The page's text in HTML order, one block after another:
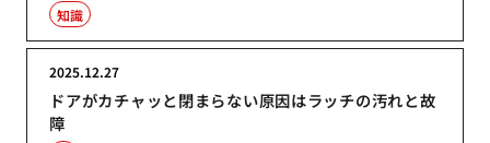
知識
ドアがカチャッと閉まらない原因はラッチの汚れと故
障
2025.12.27